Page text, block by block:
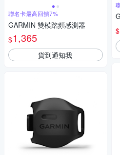
聯名卡最高回饋7%
GARMIN 雙模踏頻感測器
$1,365
貨到通知我
$